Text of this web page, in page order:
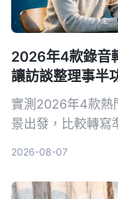
2026年4款錄音
讓訪談整理事半
實測2026年4款熱
景出發，比較轉寫
2026-08-07